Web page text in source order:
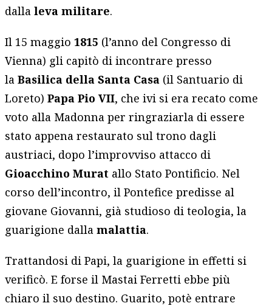
dallaleva militare.
Il 15 maggio1815 (l’anno del Congresso di
Vienna) gli capitò di incontrare presso
laBasilica della Santa Casa (il Santuario di
Loreto)Papa Pio VII, che ivi si era recato come
voto alla Madonna per ringraziarla di essere
stato appena restaurato sul trono dagli
austriaci, dopo l’improvviso attacco di
Gioacchino Murat allo Stato Pontificio. Nel
corso dell’incontro, il Pontefice predisse al
giovane Giovanni, già studioso di teologia, la
guarigione dallamalattia.
Trattandosi di Papi, la guarigione in effetti si
verificò. E forse il Mastai Ferretti ebbe più
chiaro il suo destino. Guarito, potè entrare